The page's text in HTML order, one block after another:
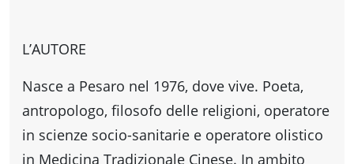
L’AUTORE
Nasce a Pesaro nel 1976, dove vive. Poeta,
antropologo, filosofo delle religioni, operatore
in scienze socio-sanitarie e operatore olistico
in Medicina Tradizionale Cinese. In ambito